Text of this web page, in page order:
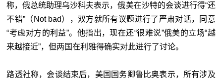
称，俄总统助理乌沙科夫表示，俄美在沙特的会谈进行得“还
不错”（Not bad），双方就所有议题进行了严肃对话，同意
“考虑对方的利益”。他指出，现在还“很难说”俄美的立场“越
来越接近”，但两国在利雅得确实对此进行了讨论。
路透社称，会谈结束后，美国国务卿鲁比奥表示，所有涉及